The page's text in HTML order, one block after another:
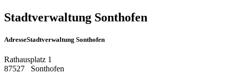
Stadtverwaltung Sonthofen
AdresseStadtverwaltung Sonthofen
Rathausplatz 1
87527
Sonthofen